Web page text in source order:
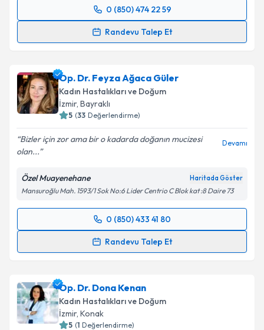
0 (850) 474 22 59
Randevu Talep Et
Randevu Takvimi Talebi
takvim hazırlandığında e-posta ile bilgilendireceğiz.
E-posta Adresiniz
kapsamda işlenmesini kabul ediyorum.
Takvim Talebini Gönder
Op. Dr. Feyza Ağaca Güler
Kadın Hastalıkları ve Doğum
İzmir, Bayraklı
5 (33 Değerlendirme)
Bizler için zor ama bir o kadarda doğanın mucizesi
olan...
Devamı
Özel Muayenehane Haritada Göster
Mansuroğlu Mah. 1593/1 Sok No:6 Lider Centrio C Blok kat :8 Daire 73
0 (850) 433 41 80
Randevu Talep Et
Randevu Takvimi Talebi
için bir takvim hazırlandığında e-posta ile
bilgilendireceğiz.
E-posta Adresiniz
Op. Dr. Dona Kenan
Kadın Hastalıkları ve Doğum
İzmir, Konak
5 (1 Değerlendirme)